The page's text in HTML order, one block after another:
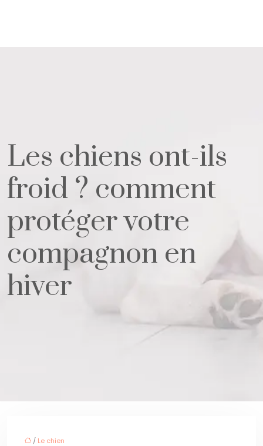
Les chiens ont-ils
froid ? comment
protéger votre
compagnon en
hiver
/ Le chien